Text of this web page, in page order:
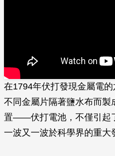
在1794年伏打發現金屬電
不同金屬片隔著鹽水布而製
置——伏打電池，不僅引起
一波又一波於科學界的重大